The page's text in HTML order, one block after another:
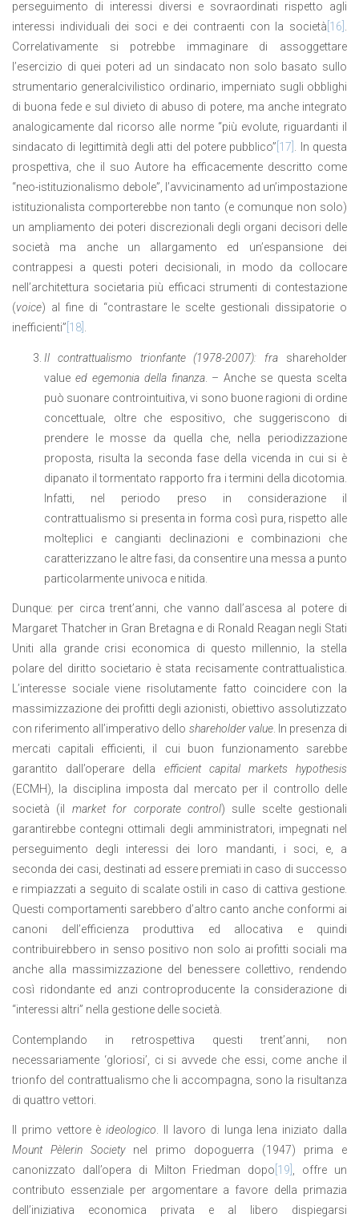
perseguimento di interessi diversi e sovraordinati rispetto agli
interessi individuali dei soci e dei contraenti con la società [16] .
Correlativamente si potrebbe immaginare di assoggettare
l’esercizio di quei poteri ad un sindacato non solo basato sullo
strumentario generalcivilistico ordinario, imperniato sugli obblighi
di buona fede e sul divieto di abuso di potere, ma anche integrato
analogicamente dal ricorso alle norme “più evolute, riguardanti il
sindacato di legittimità degli atti del potere pubblico” [17] . In questa
prospettiva, che il suo Autore ha efficacemente descritto come
“neo-istituzionalismo debole”, l’avvicinamento ad un’impostazione
istituzionalista comporterebbe non tanto (e comunque non solo)
un ampliamento dei poteri discrezionali degli organi decisori delle
società ma anche un allargamento ed un’espansione dei
contrappesi a questi poteri decisionali, in modo da collocare
nell’architettura societaria più efficaci strumenti di contestazione
(voice) al fine di “contrastare le scelte gestionali dissipatorie o
inefficienti” [18] .
Il contrattualismo trionfante (1978-2007): fra shareholder
value ed egemonia della finanza. – Anche se questa scelta
può suonare controintuitiva, vi sono buone ragioni di ordine
concettuale, oltre che espositivo, che suggeriscono di
prendere le mosse da quella che, nella periodizzazione
proposta, risulta la seconda fase della vicenda in cui si è
dipanato il tormentato rapporto fra i termini della dicotomia.
Infatti, nel periodo preso in considerazione il
contrattualismo si presenta in forma così pura, rispetto alle
molteplici e cangianti declinazioni e combinazioni che
caratterizzano le altre fasi, da consentire una messa a punto
particolarmente univoca e nitida.
Dunque: per circa trent’anni, che vanno dall’ascesa al potere di
Margaret Thatcher in Gran Bretagna e di Ronald Reagan negli Stati
Uniti alla grande crisi economica di questo millennio, la stella
polare del diritto societario è stata recisamente contrattualistica.
L’interesse sociale viene risolutamente fatto coincidere con la
massimizzazione dei profitti degli azionisti, obiettivo assolutizzato
con riferimento all’imperativo dello shareholder value. In presenza di
mercati capitali efficienti, il cui buon funzionamento sarebbe
garantito dall’operare della efficient capital markets hypothesis
(ECMH), la disciplina imposta dal mercato per il controllo delle
società (il market for corporate control) sulle scelte gestionali
garantirebbe contegni ottimali degli amministratori, impegnati nel
perseguimento degli interessi dei loro mandanti, i soci, e, a
seconda dei casi, destinati ad essere premiati in caso di successo
e rimpiazzati a seguito di scalate ostili in caso di cattiva gestione.
Questi comportamenti sarebbero d’altro canto anche conformi ai
canoni dell’efficienza produttiva ed allocativa e quindi
contribuirebbero in senso positivo non solo ai profitti sociali ma
anche alla massimizzazione del benessere collettivo, rendendo
così ridondante ed anzi controproducente la considerazione di
“interessi altri” nella gestione delle società.
Contemplando in retrospettiva questi trent’anni, non
necessariamente ‘gloriosi’, ci si avvede che essi, come anche il
trionfo del contrattualismo che li accompagna, sono la risultanza
di quattro vettori.
Il primo vettore èideologico. Il lavoro di lunga lena iniziato dalla
Mount Pèlerin Society nel primo dopoguerra (1947) prima e
canonizzato dall’opera di Milton Friedman dopo [19] , offre un
contributo essenziale per argomentare a favore della primazia
dell’iniziativa economica privata e al libero dispiegarsi